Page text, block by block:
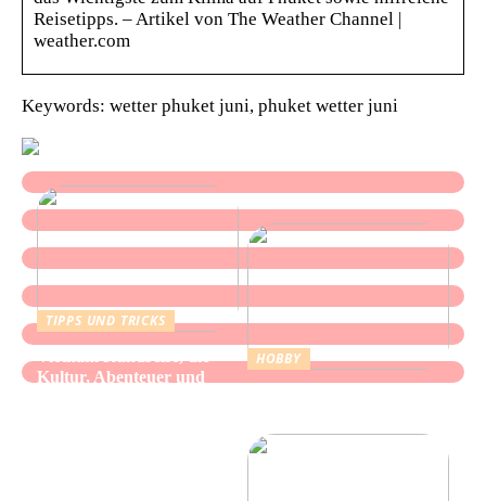
Reisetipps. – Artikel von The Weather Channel |
weather.com
Keywords: wetter phuket juni, phuket wetter juni
TIPPS UND TRICKS
Kultur, Abenteuer und
HOBBY